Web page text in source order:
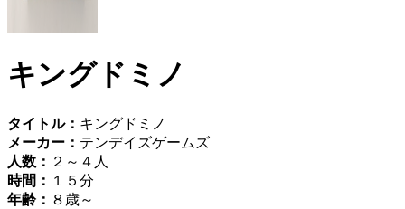
キングドミノ
タイトル： キングドミノ
メーカー： テンデイズゲームズ
人数： ２～４人
時間： １５分
年齢： ８歳～